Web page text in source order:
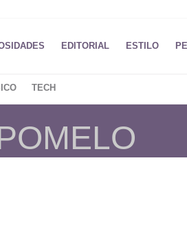
EDITORIAL ESTILO
TECH